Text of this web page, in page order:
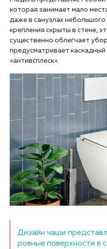
которая занимает мало
даже в санузлах
крепления скрыты в стене,
существенно облегчает
предусматривает
«антивсплеск».
Дизайн чаши
ровные поверхности в